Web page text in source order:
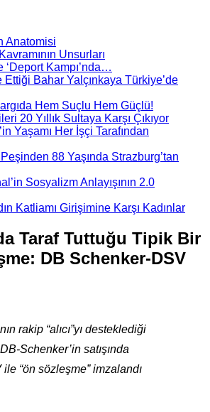
Anatomisi
Unsurları
‘Deport Kampı’nda…
Ettiği Bahar Yalçınkaya Türkiye’de
Hem Suçlu Hem Güçlü!
20 Yıllık Sultaya Karşı Çıkıyor
Yaşamı Her İşçi Tarafından
88 Yaşında Strazburg’tan
Sosyalizm Anlayışının 2.0
Katliamı Girişimine Karşı Kadınlar
Taraf Tuttuğu Tipik Bir
DB Schenker-DSV
rakip “alıcı”yı desteklediği
Schenker’in satışında
“ön sözleşme” imzalandı